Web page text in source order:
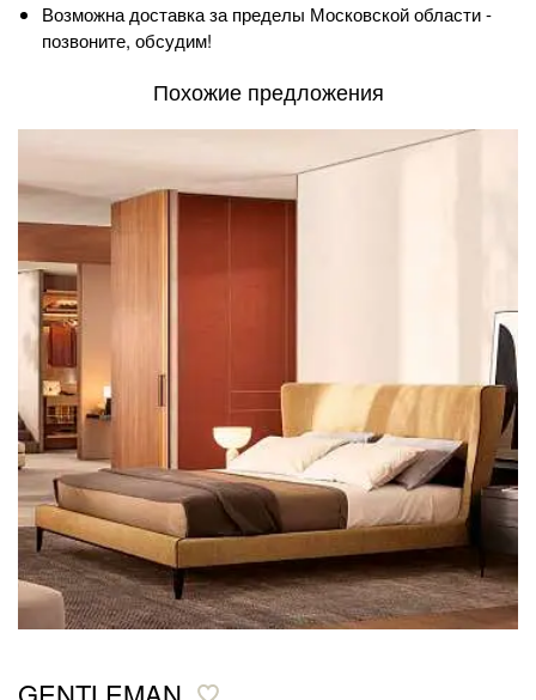
Возможна доставка за пределы Московской области -
позвоните, обсудим!
Похожие предложения